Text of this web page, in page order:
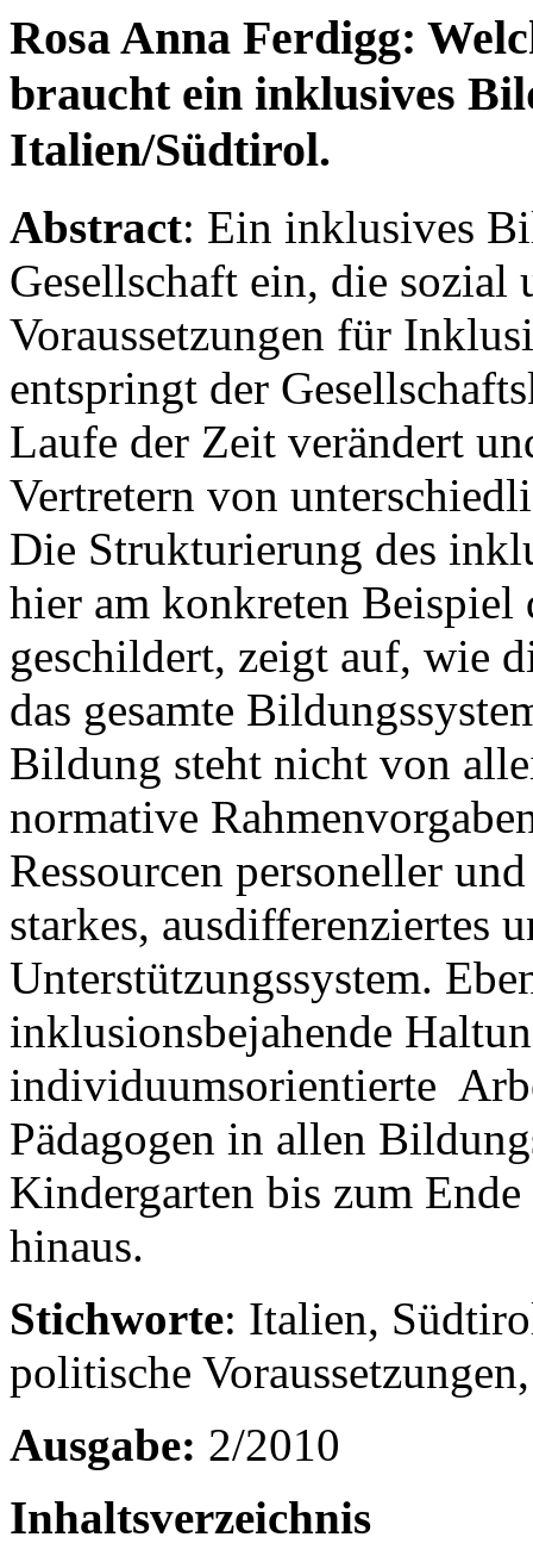
Rosa Anna Ferdigg:
braucht ein inklusives
Italien/Südtirol.
Abstract: Ein inklusives
Gesellschaft ein, die
Voraussetzungen für
entspringt der
Laufe der Zeit verändert
Vertretern von
Die Strukturierung des
hier am konkreten
geschildert, zeigt auf, wie
das gesamte
Bildung steht nicht von
normative
Ressourcen personeller
starkes, ausdifferenziertes
Unterstützungssystem.
inklusionsbejahende
individuumsorientierte
Pädagogen in allen
Kindergarten bis zum
hinaus.
Stichworte: Italien,
politische
Ausgabe: 2/2010
Inhaltsverzeichnis